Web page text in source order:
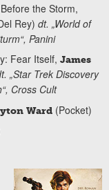
the Storm,
Rey)dt. „World of
Panini
Fear Itself,James
„Star Trek Discovery
Cross Cult
Ward (Pocket)